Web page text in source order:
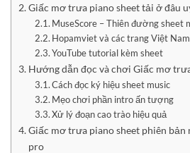
Giấc mơ trưa piano sheet tải ở đâu
MuseScore – Thiên đường sheet
Hopamviet và các trang Việt Nam
YouTube tutorial kèm sheet
Hướng dẫn đọc và chơi Giấc mơ
Cách đọc ký hiệu sheet music
Mẹo chơi phần intro ấn tượng
Xử lý đoạn cao trào hiệu quả
Giấc mơ trưa piano sheet phiên bản
pro